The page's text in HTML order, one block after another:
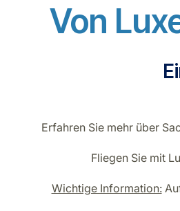
Von
Erfahren Sie mehr über
Fliegen Sie mit
Wichtige Information: